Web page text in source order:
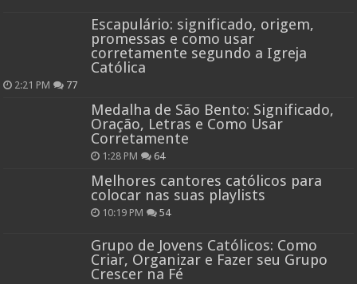
Escapulário: significado, origem,
promessas e como usar
corretamente segundo a Igreja
Católica
2:21 PM 77
Medalha de São Bento: Significado,
Oração, Letras e Como Usar
Corretamente
1:28 PM 64
Melhores cantores católicos para
colocar nas suas playlists
10:19 PM 54
Grupo de Jovens Católicos: Como
Criar, Organizar e Fazer seu Grupo
Crescer na Fé